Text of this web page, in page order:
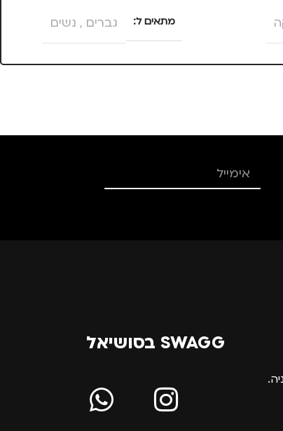
מתאים ל גברים , נשים
סוג תיק
SWAGG בסושיאל